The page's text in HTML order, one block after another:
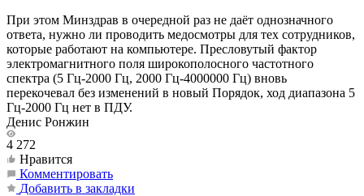
При этом Минздрав в очередной раз не даёт однозначного
ответа, нужно ли проводить медосмотры для тех сотрудников,
которые работают на компьютере. Пресловутый фактор
электромагнитного поля широкополосного частотного
спектра (5 Гц-2000 Гц, 2000 Гц-4000000 Гц) вновь
перекочевал без изменений в новый Порядок, ход диапазона 5
Гц-2000 Гц нет в ПДУ.
Денис Ронжин
4 272
Нравится
Комментировать
Добавить в закладки